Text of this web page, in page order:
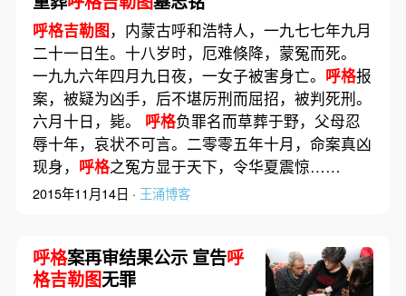
呼格吉勒图，内蒙古呼和浩特人，一九七七年九月
二十一日生。十八岁时，厄难倏降，蒙冤而死。
一九九六年四月九日夜，一女子被害身亡。 呼格报
案，被疑为凶手，后不堪厉刑而屈招，被判死刑。
六月十日，毙。 呼格负罪名而草葬于野，父母忍
辱十年，哀状不可言。二零零五年十月，命案真凶
现身， 呼格之冤方显于天下，令华夏震惊……
2015年11月14日 · 王涌博客
呼格案再审结果公示 宣告呼
格吉勒图无罪